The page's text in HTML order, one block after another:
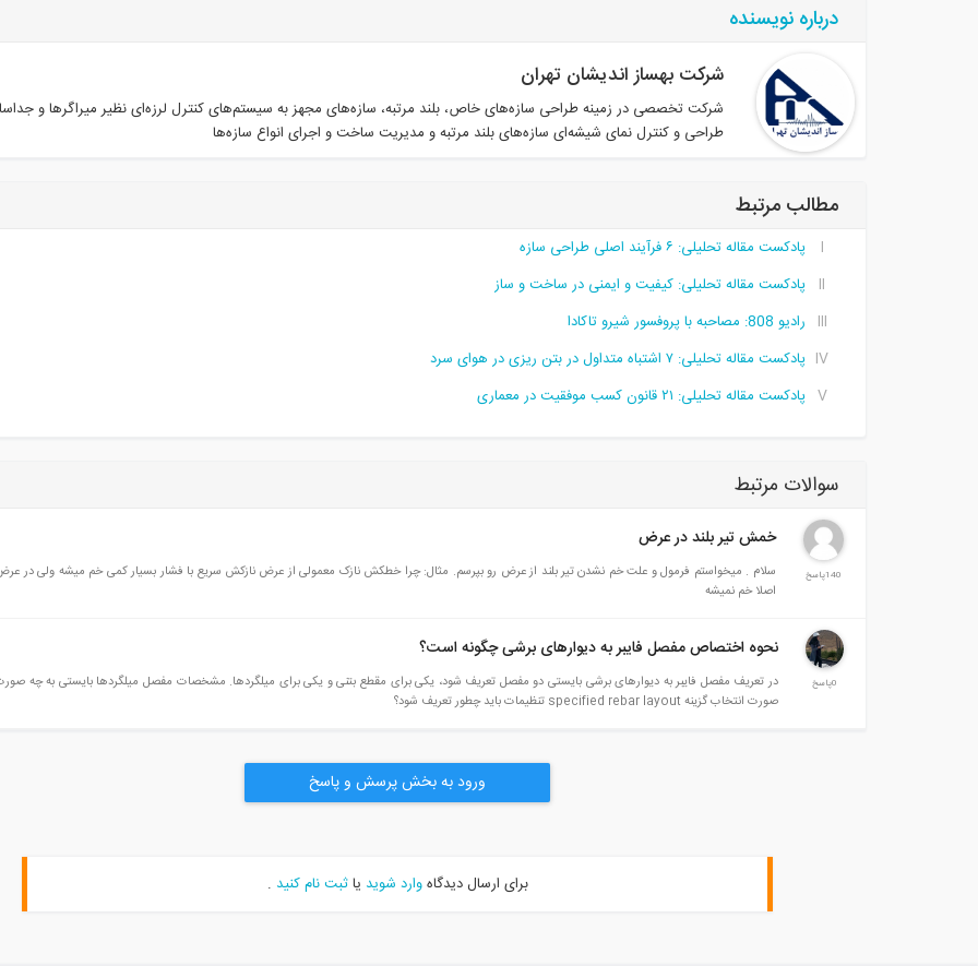
درباره نویسنده
شرکت بهساز اندیشان تهران
شرکت تخصصی در زمینه طراحی سازه‌های خاص، بلند مرتبه، سازه‌های مجهز به سیستم‌های کنترل لرزه‌ای نظیر میراگرها و
طراحی و کنترل نمای شیشه‌ای سازه‌های بلند مرتبه و مدیریت ساخت و اجرای انواع سازه‌ها
مطالب مرتبط
پادکست مقاله تحلیلی:‌ ۶ فرآیند اصلی طراحی سازه
پادکست مقاله تحلیلی: کیفیت و ایمنی در ساخت‌ و ساز
رادیو 808: مصاحبه با پروفسور شیرو تاکادا
پادکست مقاله تحلیلی: ۷ اشتباه متداول در بتن ریزی در هوای سرد
پادکست مقاله تحلیلی:‌ ۲۱ قانون کسب موفقیت در معماری
سوالات مرتبط
140پاسخ
خمش تیر بلند در عرض
سلام . میخواستم فرمول و علت خم نشدن تیر بلند از عرض رو بپرسم. مثال: چرا خطکش نازک معمولی از عرض نازکش سریع با فشار بسیار کمی خم میشه ولی در
اصلا خم نمیشه
0پاسخ
نحوه اختصاص مفصل فایبر به دیوارهای برشی چگونه است؟
در تعریف مفصل فایبر به دیوارهای برشی بایستی دو مفصل تعریف شود، یکی برای مقطع بتنی و یکی برای میلگردها. مشخصات مفصل میلگردها بایستی به چه
صورت انتخاب گزینه specified rebar layout تنظیمات باید چطور تعریف شود؟
ورود به بخش پرسش و پاسخ
برای ارسال دیدگاهوارد شوید یاثبت نام کنید .